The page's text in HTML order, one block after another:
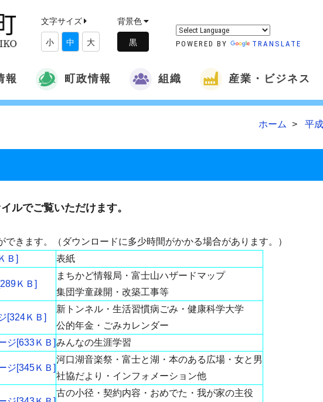
文字サイズ
小 中 大
背景色
POWERED BY TRANSLATE
報 町政情報 組織 産業・ビジネス
ホーム 平
ルでご覧いただけます。
きます。（ダウンロードに多少時間がかかる場合があります。）
Ｂ] 表紙
ＫＢ]
まちかど情報局・富士山ハザードマップ
集団学童疎開・改築工事等
[324ＫＢ]
新トンネル・生活習慣病ごみ・健康科学大学
公的年金・ごみカレンダー
ジ[633ＫＢ]みんなの生涯学習
ジ[345ＫＢ]
河口湖音楽祭・富士と湖・本のある広場・女と男
社協だより・インフォメーション他
古の小径・契約内容・おめでた・我が家の主役